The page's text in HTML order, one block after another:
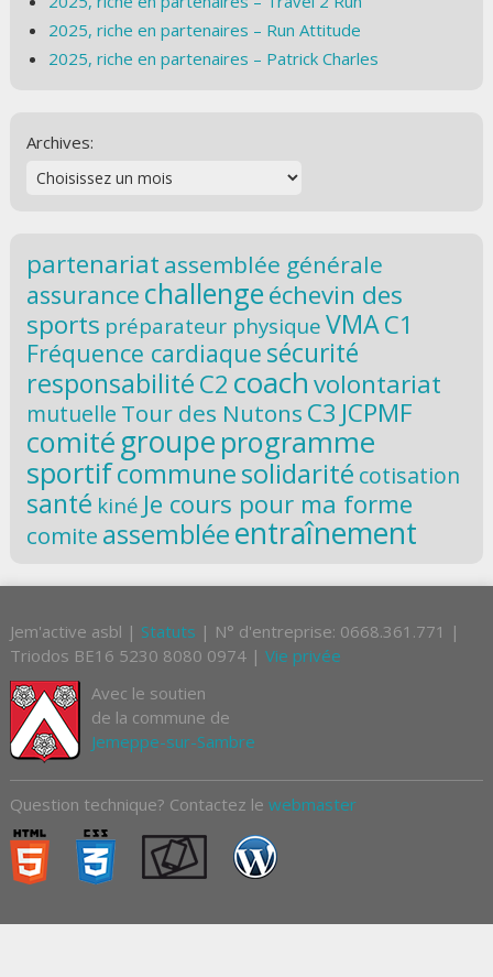
2025, riche en partenaires – Run Attitude
2025, riche en partenaires – Patrick Charles
Archives:
partenariat assemblée générale
assurance challengeéchevin des
sports préparateur physique VMAC1
Fréquence cardiaque sécurité
responsabilité C2 coachvolontariat
mutuelle Tour des Nutons C3 JCPMF
comité groupe programme
sportifcommunesolidarité cotisation
santé kiné Je cours pour ma forme
comite assembléeentraînement
Jem'active asbl | Statuts | N° d'entreprise: 0668.361.771 |
Triodos BE16 5230 8080 0974 | Vie privée
Avec le soutien
de la commune de
Jemeppe-sur-Sambre
Question technique? Contactez le webmaster